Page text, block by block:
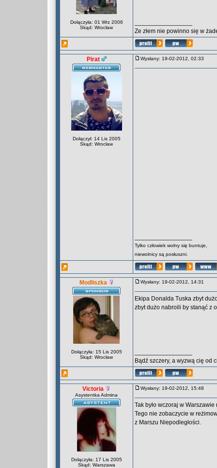
Dołączyła: 01 Wrz 2006
Skąd: Wrocław
Ze złem nie powinno się w
Pirat
Dołączył: 14 Lis 2005
Skąd: Wrocław
Wysłany: 19-02-2012, 02:33
Tylko człowiek wolny się buntuje,
niewolnicy są posłuszni.
Modliszka
Dołączyła: 15 Lis 2005
Skąd: Wrocław
Wysłany: 19-02-2012, 14:31
Ekipa Donalda Tuska zbyt
zbyt dużo nabroili by stanąć z
Bądź szczery, a wyzwą cię od
Victoria
Asystentka Admina
Dołączyła: 17 Lis 2005
Skąd: Warszawa
Wysłany: 19-02-2012, 15:48
Tak było wczoraj w
Tego nie zobaczycie w
z Marszu Niepodległości.